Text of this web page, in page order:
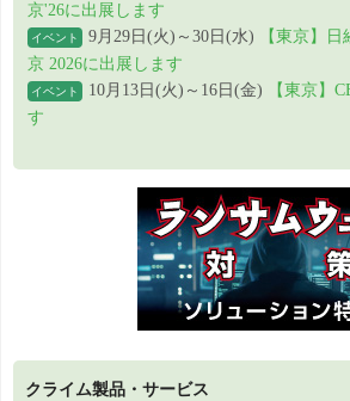
京'26に出展します
イベント 9月29日(火)～30日(水)
【東京】
京 2026に出展します
イベント 10月13日(火)～16日(金)
【東京】
す
クライム製品・サービス